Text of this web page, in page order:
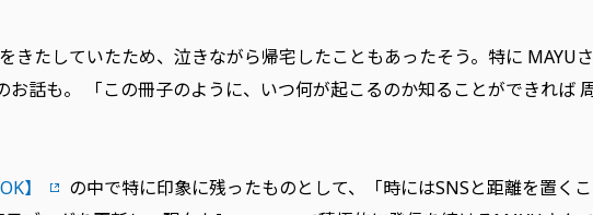
きたしていたため、泣きながら帰宅したこともあったそう。特に MAYU
話も。 「この冊子のように、いつ何が起こるのか知ることができれば
】
の中で特に印象に残ったものとして、「時にはSNSと距離を置くこ